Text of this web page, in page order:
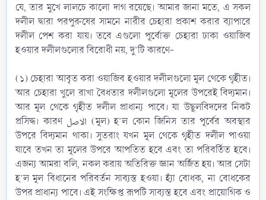
যে, তার মুখে লালচে কালো দাগ রয়েছে। আমার জানা মতে, এ সকল
দলীল দ্বারা পরপুরুষের সামনে নারীর চেহারা প্রকাশ করার ব্যাপারে
দলীল পেশ করা যায়। তবে এগুলো পূর্বোক্ত চেহারা ঢাকা ওয়াজিব
হওয়ার দলীলগুলোর বিরোধী নয়, দু’টি কারণে-
(১) চেহারা আবৃত করা ওয়াজিব হওয়ার দলীলগুলো মূল থেকে গৃহীত।
আর চেহারা খুলে রাখা বৈধতার দলীলগুলো মূলের উপরেই বিদ্যমান।
আর মূল থেকে গৃহীত দলীল প্রাধান্য পাবে। যা উছূলবিদদের নিকট
প্রসিদ্ধ। কারণ الاصل (মূল) হ’ল কোন জিনিস তার পূর্বের অবস্থার
উপরে বিদ্যমান থাকা। সুতরাং যখন মূল থেকে গৃহীত দলীল পাওয়া
যাবে তখন তা মূলের উপরে আপতিত হবে এবং তা পরিবর্তিত হবে।
এজন্য আমরা বলি, নকল করায় অতিরিক্ত জ্ঞান অর্জিত হয়। আর সেটা
হ’ল মূল বিধানের পরিবর্তন সাব্যস্ত হওয়া। হ্যাঁ বোধক, না বোধকের
উপর প্রাধান্য পাবে। এই সংক্ষিপ্ত রূপটি সাব্যস্ত হবে এবং প্রায়োগিক ও